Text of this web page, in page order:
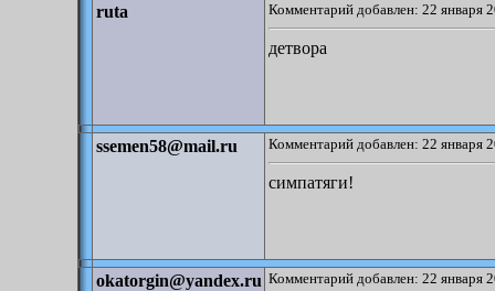
ruta Комментарий добавлен: 22 января
детвора
ssemen58@mail.ru Комментарий добавлен: 22 января
симпатяги!
okatorgin@yandex.ru Комментарий добавлен: 22 января